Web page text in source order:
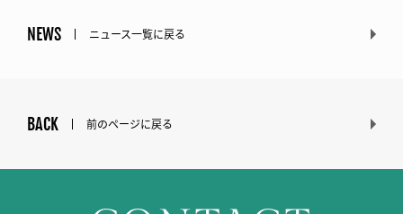
NEWS ニュース一覧に戻る
BACK 前のページに戻る